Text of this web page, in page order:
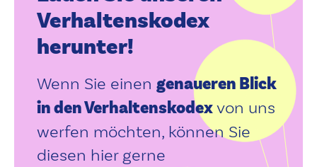
Verhaltenskodex
herunter!
Wenn Sie einengenaueren Blick
in den Verhaltenskodexvon uns
werfen möchten, können Sie
diesen hier gerne